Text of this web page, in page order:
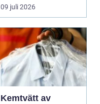
09 juli 2026
Kemtvätt av